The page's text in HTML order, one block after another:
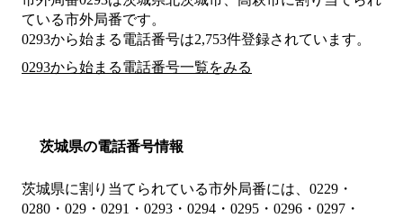
ている市外局番です。
0293から始まる電話番号は2,753件登録されています。
0293から始まる電話番号一覧をみる
茨城県の電話番号情報
茨城県に割り当てられている市外局番には、0229・
0280・029・0291・0293・0294・0295・0296・0297・